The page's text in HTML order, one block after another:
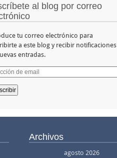
al blog por correo
tu correo electrónico para
a este blog y recibir notificaciones
entradas.
Archivos
agosto 2026